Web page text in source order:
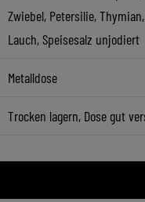
Zwiebel, Petersilie,
Lauch, Speisesalz unjodiert
Metalldose
Trocken lagern, Dose gut